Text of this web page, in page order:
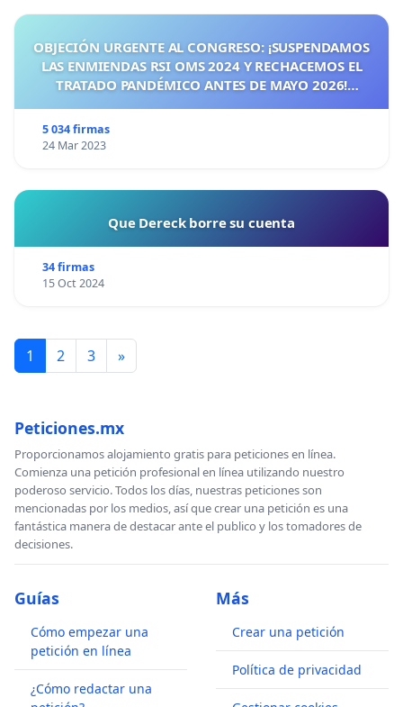
OBJECIÓN URGENTE AL CONGRESO: ¡SUSPENDAMOS
LAS ENMIENDAS RSI OMS 2024 Y RECHACEMOS EL
TRATADO PANDÉMICO ANTES DE MAYO 2026!
5 034 firmas
24 Mar 2023
Que Dereck borre su cuenta
34 firmas
15 Oct 2024
1 2 3 »
Peticiones.mx
Proporcionamos alojamiento gratis para peticiones en línea.
Comienza una petición profesional en línea utilizando nuestro
poderoso servicio. Todos los días, nuestras peticiones son
mencionadas por los medios, así que crear una petición es una
fantástica manera de destacar ante el publico y los tomadores de
decisiones.
Guías
Cómo empezar una
petición en línea
¿Cómo redactar una
Más
Crear una petición
Política de privacidad